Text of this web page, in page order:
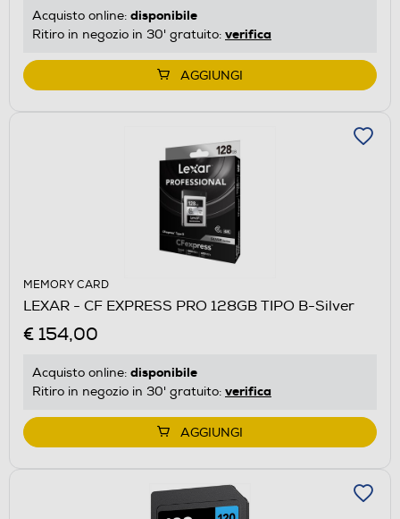
Acquisto online: disponibile
Ritiro in negozio in 30' gratuito: verifica
AGGIUNGI
MEMORY CARD
LEXAR - CF EXPRESS PRO 128GB TIPO B-Silver
€ 154,00
Acquisto online: disponibile
Ritiro in negozio in 30' gratuito: verifica
AGGIUNGI